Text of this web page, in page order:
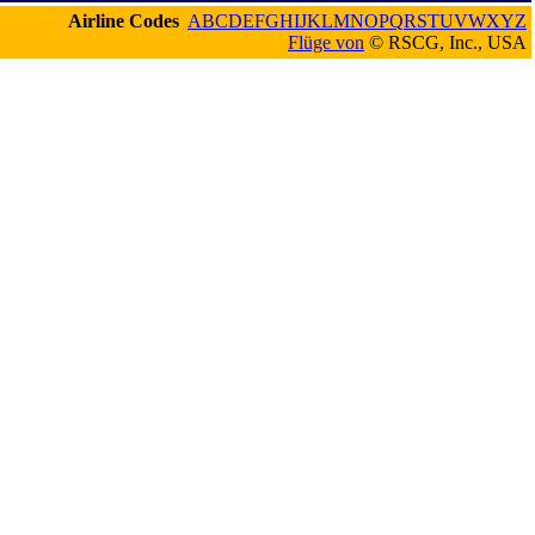
Airline Codes ABCDEFGHIJKLMNOPQRSTUVWXYZ
Flüge von © RSCG, Inc., USA